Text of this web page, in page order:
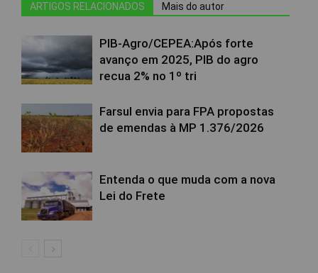
ARTIGOS RELACIONADOS Mais do autor
PIB-Agro/CEPEA:Após forte
avanço em 2025, PIB do agro
recua 2% no 1º tri
Farsul envia para FPA propostas
de emendas à MP 1.376/2026
Entenda o que muda com a nova
Lei do Frete